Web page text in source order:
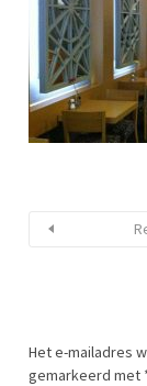
Het e-mailadres
gemarkeerd met